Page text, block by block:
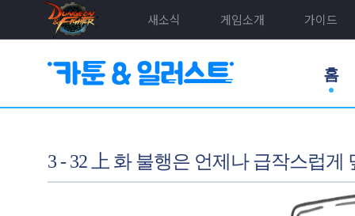
새소식 게임소개 가이드
홈
3 - 32 上 화 불행은 언제나 급작스럽게